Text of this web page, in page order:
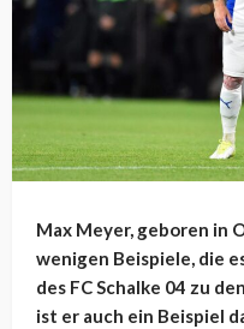
Max Meyer, geboren in
wenigen Beispiele, die
des FC Schalke 04 zu
ist er auch ein Beispiel